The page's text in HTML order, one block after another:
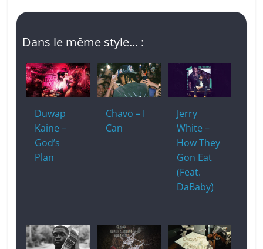
Dans le même style... :
Duwap
Kaine –
God’s
Plan
Chavo – I
Can
Jerry
White –
How They
Gon Eat
(Feat.
DaBaby)